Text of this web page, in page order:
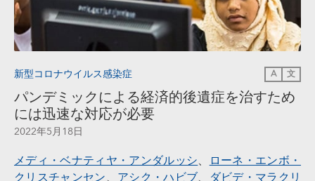
新型コロナウイルス感染症 A 文
パンデミックによる経済的後遺症を治すため
には迅速な対応が必要
2022年5月18日
メディ・ベナティヤ・アンダルッシ、ローネ・エンボ・